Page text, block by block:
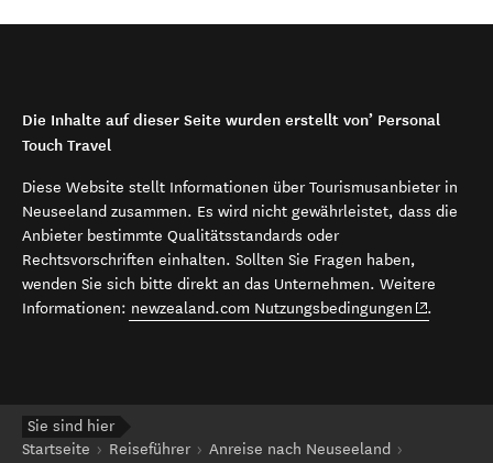
Die Inhalte auf dieser Seite wurden erstellt von’ Personal
Touch Travel
Diese Website stellt Informationen über Tourismusanbieter in
Neuseeland zusammen. Es wird nicht gewährleistet, dass die
Anbieter bestimmte Qualitätsstandards oder
Rechtsvorschriften einhalten. Sollten Sie Fragen haben,
wenden Sie sich bitte direkt an das Unternehmen. Weitere
Informationen: newzealand.com Nutzungsbedingungen (opens in
.
Sie sind hier
Startseite
Reiseführer
Anreise nach Neuseeland